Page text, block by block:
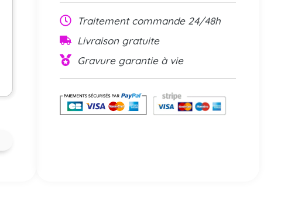
Traitement commande 24/48h
Livraison gratuite
Gravure garantie à vie